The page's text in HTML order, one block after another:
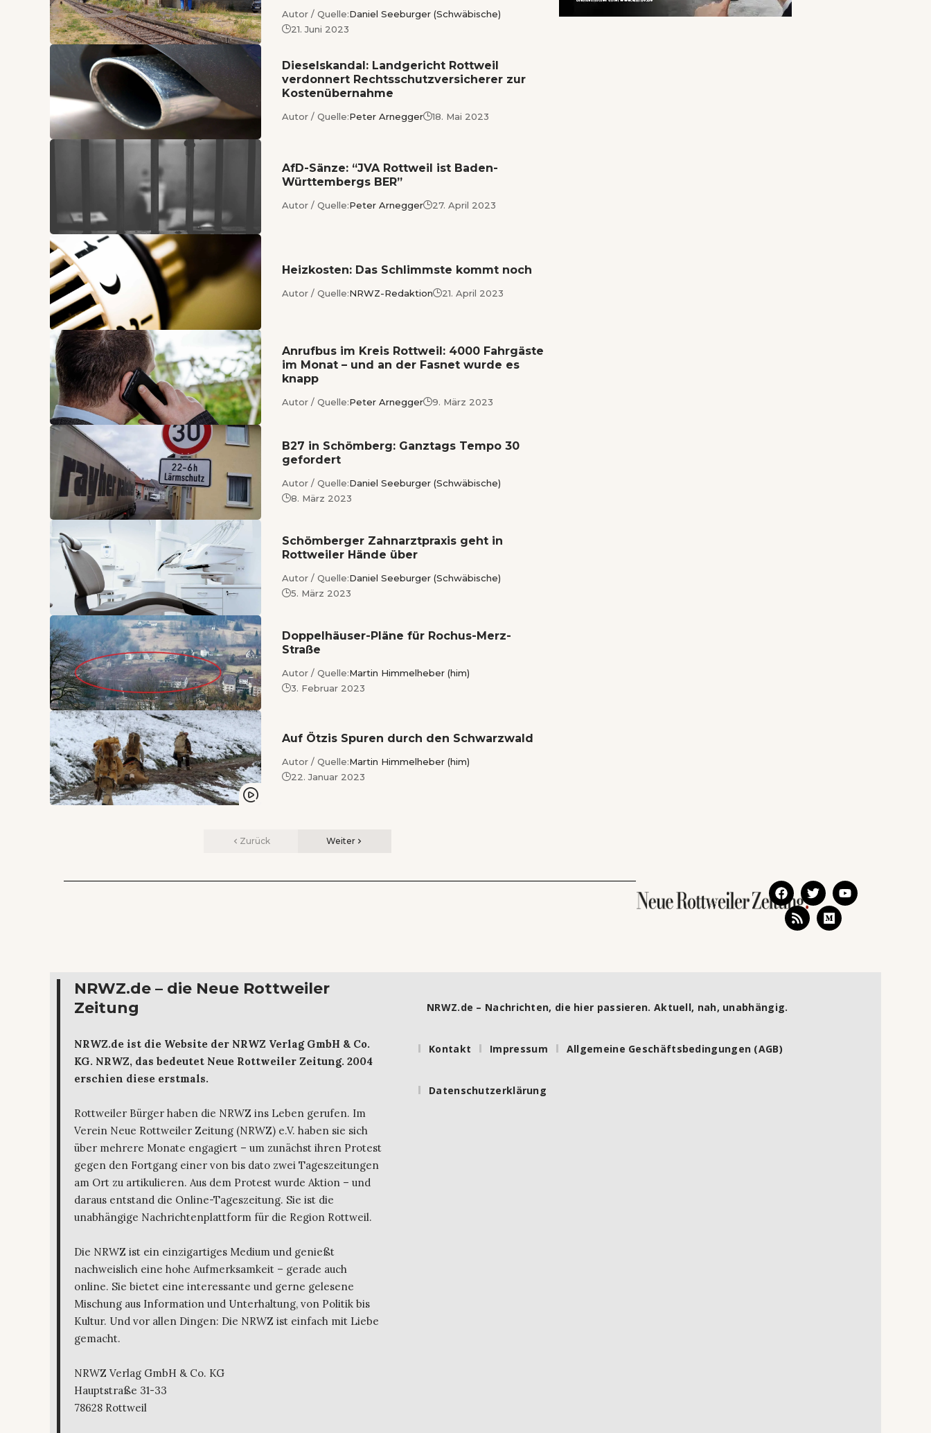
Autor / Quelle:Daniel Seeburger (Schwäbische)
21. Juni 2023
Dieselskandal: Landgericht Rottweil
verdonnert Rechtsschutzversicherer zur
Kostenübernahme
Autor / Quelle:Peter Arnegger 18. Mai 2023
AfD-Sänze: “JVA Rottweil ist Baden-
Württembergs BER”
Autor / Quelle:Peter Arnegger 27. April 2023
Heizkosten: Das Schlimmste kommt noch
Autor / Quelle:NRWZ-Redaktion 21. April 2023
Anrufbus im Kreis Rottweil: 4000 Fahrgäste
im Monat – und an der Fasnet wurde es
knapp
Autor / Quelle:Peter Arnegger 9. März 2023
B27 in Schömberg: Ganztags Tempo 30
gefordert
Autor / Quelle:Daniel Seeburger (Schwäbische)
8. März 2023
Schömberger Zahnarztpraxis geht in
Rottweiler Hände über
Autor / Quelle:Daniel Seeburger (Schwäbische)
5. März 2023
Doppelhäuser-Pläne für Rochus-Merz-
Straße
Autor / Quelle:Martin Himmelheber (him)
3. Februar 2023
Auf Ötzis Spuren durch den Schwarzwald
Autor / Quelle:Martin Himmelheber (him)
22. Januar 2023
Zurück Weiter
NRWZ.de – die Neue Rottweiler
Zeitung
NRWZ.de ist die Website der NRWZ Verlag GmbH & Co.
KG. NRWZ, das bedeutet Neue Rottweiler Zeitung. 2004
erschien diese erstmals.
Rottweiler Bürger haben die NRWZ ins Leben gerufen. Im
Verein Neue Rottweiler Zeitung (NRWZ) e.V. haben sie sich
über mehrere Monate engagiert – um zunächst ihren Protest
gegen den Fortgang einer von bis dato zwei Tageszeitungen
am Ort zu artikulieren. Aus dem Protest wurde Aktion – und
daraus entstand die Online-Tageszeitung. Sie ist die
unabhängige Nachrichtenplattform für die Region Rottweil.
Die NRWZ ist ein einzigartiges Medium und genießt
nachweislich eine hohe Aufmerksamkeit – gerade auch
online. Sie bietet eine interessante und gerne gelesene
Mischung aus Information und Unterhaltung, von Politik bis
Kultur. Und vor allen Dingen: Die NRWZ ist einfach mit Liebe
gemacht.
NRWZ Verlag GmbH & Co. KG
Hauptstraße 31-33
78628 Rottweil
NRWZ.de – Nachrichten, die hier passieren. Aktuell, nah, unabhängig.
Kontakt Impressum Allgemeine Geschäftsbedingungen (AGB)
Datenschutzerklärung